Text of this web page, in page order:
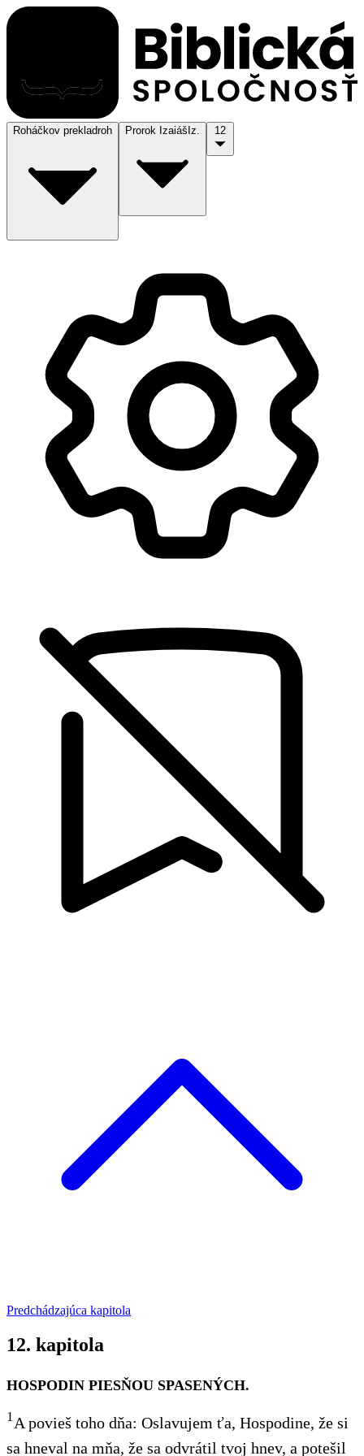
Roháčkov prekladroh Prorok Izaiáš Iz.
Predchádzajúca kapitola
12. kapitola
HOSPODIN PIESŇOU SPASENÝCH.
1A povieš toho dňa: Oslavujem ťa, Hospodine, že si
sa hneval na mňa, že sa odvrátil tvoj hnev, a potešil